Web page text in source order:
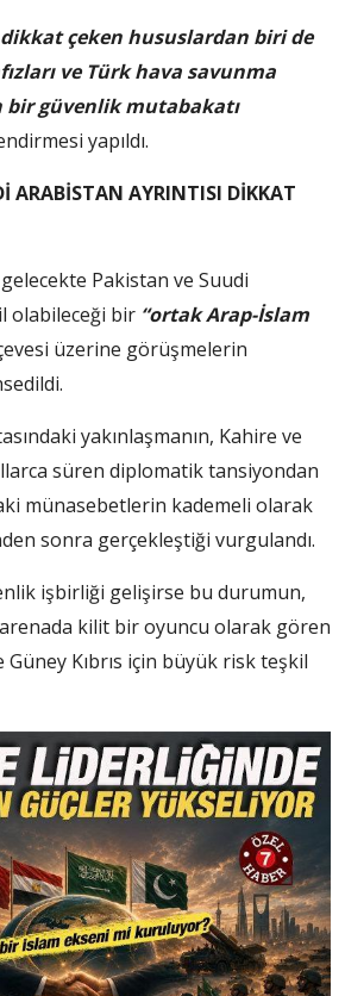
dikkat çeken hususlardan biri de
ve Türk hava savunma
güvenlik mutabakatı
yapıldı.
ARABİSTAN AYRINTISI DİKKAT
Pakistan ve Suudi
olabileceği bir “ortak Arap-İslam
üzerine görüşmelerin
yakınlaşmanın, Kahire ve
süren diplomatik tansiyondan
münasebetlerin kademeli olarak
sonra gerçekleştiği vurgulandı.
işbirliği gelişirse bu durumun,
kilit bir oyuncu olarak gören
Kıbrıs için büyük risk teşkil